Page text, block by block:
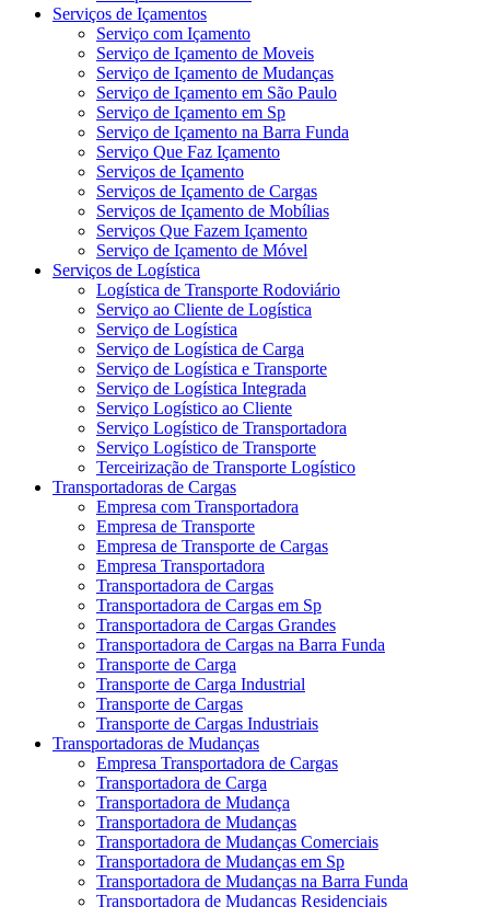
Serviços de Içamentos
Serviço com Içamento
Serviço de Içamento de Moveis
Serviço de Içamento de Mudanças
Serviço de Içamento em São Paulo
Serviço de Içamento em Sp
Serviço de Içamento na Barra Funda
Serviço Que Faz Içamento
Serviços de Içamento
Serviços de Içamento de Cargas
Serviços de Içamento de Mobílias
Serviços Que Fazem Içamento
Serviço de Içamento de Móvel
Serviços de Logística
Logística de Transporte Rodoviário
Serviço ao Cliente de Logística
Serviço de Logística
Serviço de Logística de Carga
Serviço de Logística e Transporte
Serviço de Logística Integrada
Serviço Logístico ao Cliente
Serviço Logístico de Transportadora
Serviço Logístico de Transporte
Terceirização de Transporte Logístico
Transportadoras de Cargas
Empresa com Transportadora
Empresa de Transporte
Empresa de Transporte de Cargas
Empresa Transportadora
Transportadora de Cargas
Transportadora de Cargas em Sp
Transportadora de Cargas Grandes
Transportadora de Cargas na Barra Funda
Transporte de Carga
Transporte de Carga Industrial
Transporte de Cargas
Transporte de Cargas Industriais
Transportadoras de Mudanças
Empresa Transportadora de Cargas
Transportadora de Carga
Transportadora de Mudança
Transportadora de Mudanças
Transportadora de Mudanças Comerciais
Transportadora de Mudanças em Sp
Transportadora de Mudanças na Barra Funda
Transportadora de Mudanças Residenciais